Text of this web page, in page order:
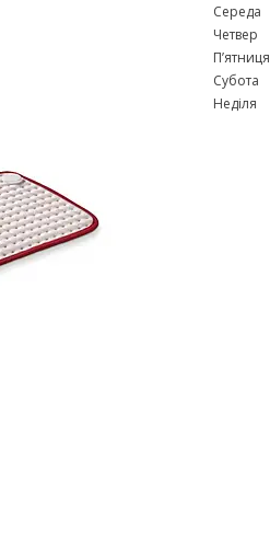
Середа
Четвер
Пʼятниця
Субота
Неділя